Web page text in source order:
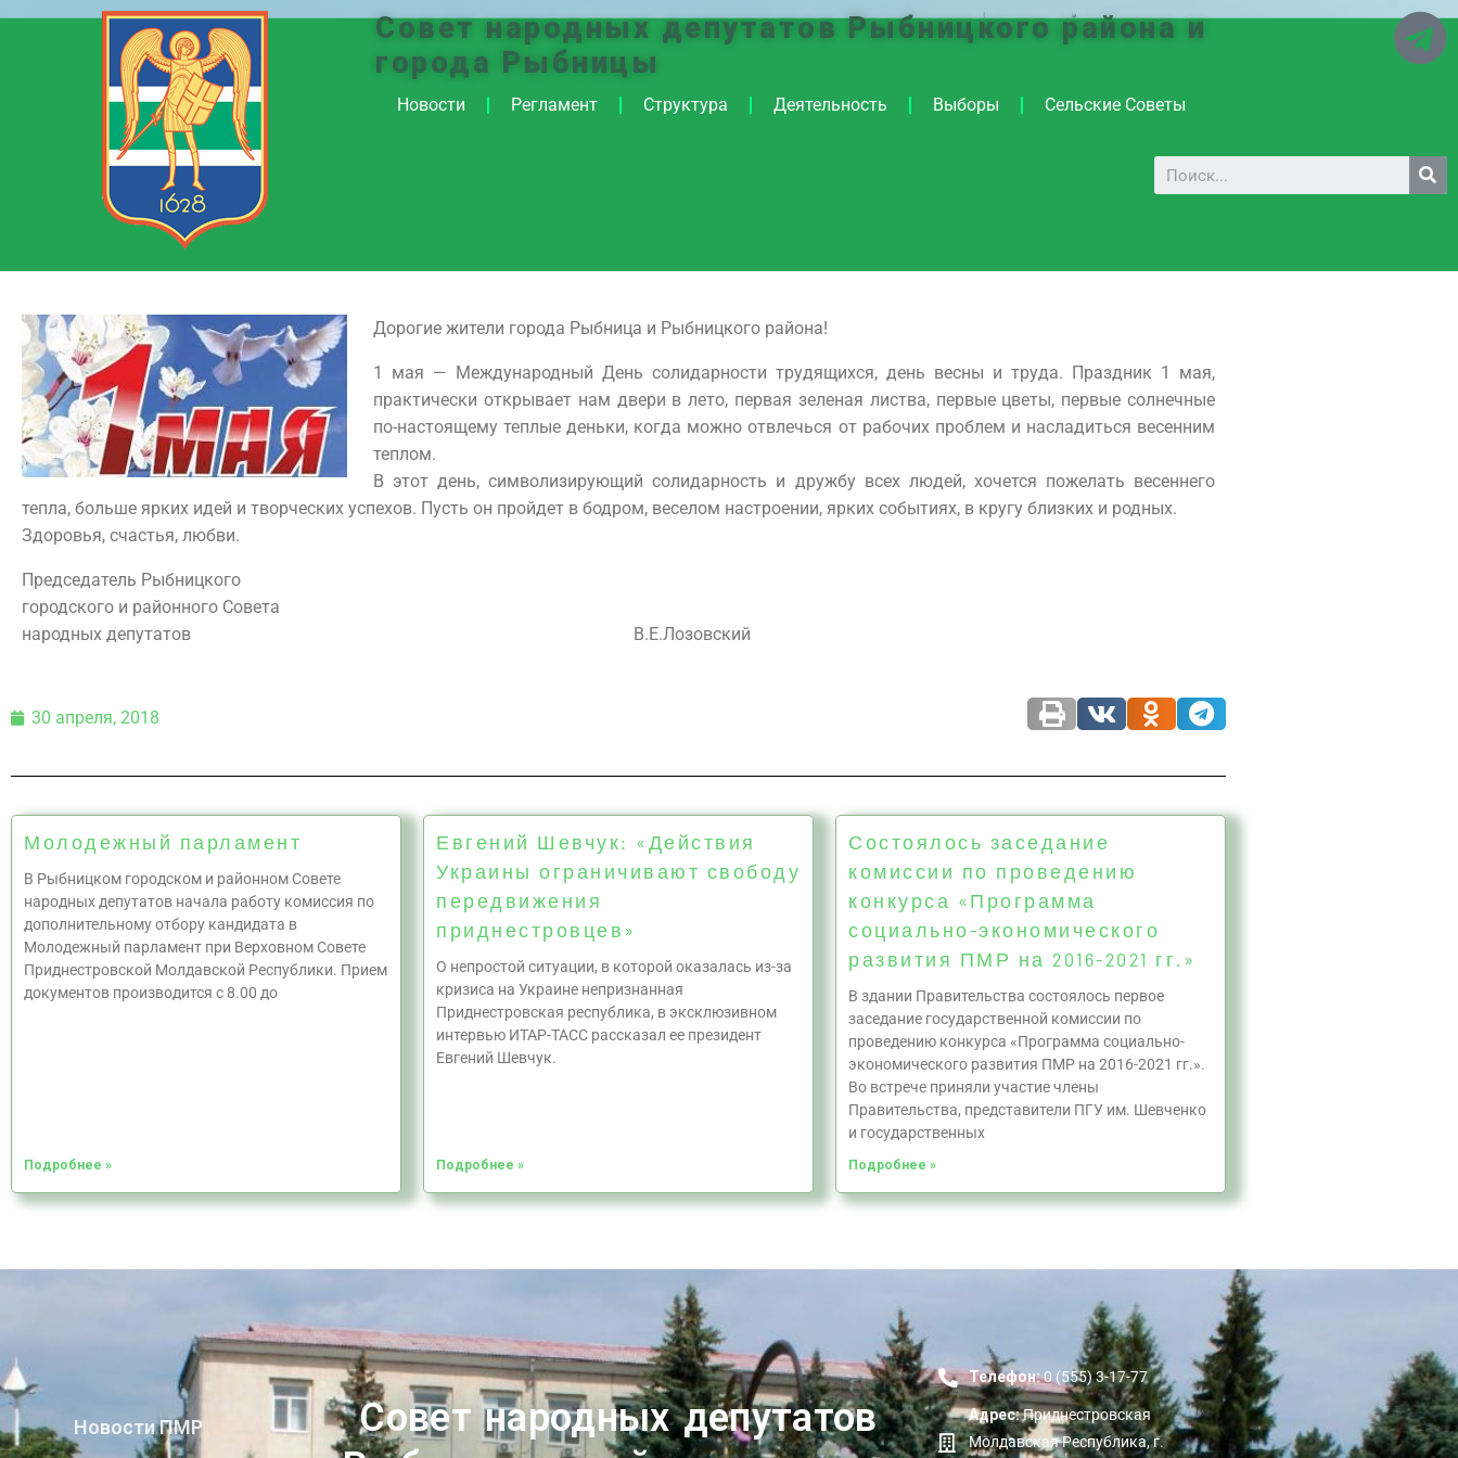
Совет народных депутатов Рыбницкого района и
города Рыбницы
Новости Регламент Структура Деятельность Выборы Сельские Советы
Дорогие жители города Рыбница и Рыбницкого района!
1 мая — Международный День солидарности трудящихся, день весны и труда. Праздник 1 мая,
практически открывает нам двери в лето, первая зеленая листва, первые цветы, первые солнечные
по-настоящему теплые деньки, когда можно отвлечься от рабочих проблем и насладиться весенним
теплом.
В этот день, символизирующий солидарность и дружбу всех людей, хочется пожелать весеннего
тепла, больше ярких идей и творческих успехов. Пусть он пройдет в бодром, веселом настроении, ярких событиях, в кругу близких и родных.
Здоровья, счастья, любви.
Председатель Рыбницкого
городского и районного Совета
народных депутатов В.Е.Лозовский
30 апреля, 2018
Молодежный парламент
В Рыбницком городском и районном Совете
народных депутатов начала работу комиссия по
дополнительному отбору кандидата в
Молодежный парламент при Верховном Совете
Приднестровской Молдавской Республики. Прием
документов производится с 8.00 до
Подробнее »
Евгений Шевчук: «Действия
Украины ограничивают свободу
передвижения
приднестровцев»
О непростой ситуации, в которой оказалась из-за
кризиса на Украине непризнанная
Приднестровская республика, в эксклюзивном
интервью ИТАР-ТАСС рассказал ее президент
Евгений Шевчук.
Подробнее »
Состоялось заседание
комиссии по проведению
конкурса «Программа
социально-экономического
развития ПМР на 2016-2021 гг.»
В здании Правительства состоялось первое
заседание государственной комиссии по
проведению конкурса «Программа социально-
экономического развития ПМР на 2016-2021 гг.».
Во встрече приняли участие члены
Правительства, представители ПГУ им. Шевченко
и государственных
Подробнее »
Новости ПМР
Совет народных депутатов
Телефон:0 (555) 3-17-77
Адрес:Приднестровская
Молдавская Республика, г.